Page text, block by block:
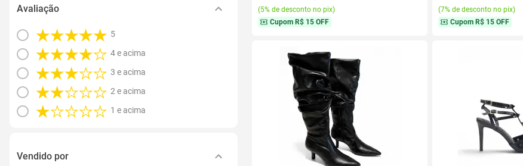
Avaliação
5
4 e acima
3 e acima
2 e acima
1 e acima
Vendido por
(5% de desconto no pix)
Cupom R$ 15 OFF
(7% de desconto no pix)
Cupom R$ 15 OFF